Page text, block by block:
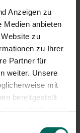
Anzeigen zu
Medien anbieten
zu
zu Ihrer
Partner für
weiter. Unsere
mit
bereitgestellt
gibt es
können:
es keine Chance
da tagsüber
Morgen.